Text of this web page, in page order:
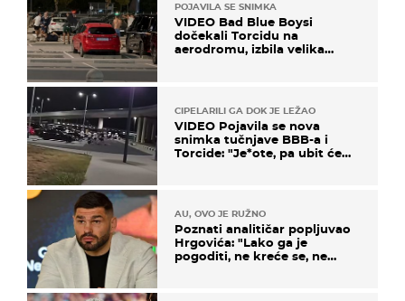
POJAVILA SE SNIMKA
VIDEO Bad Blue Boysi
dočekali Torcidu na
aerodromu, izbila velika
CIPELARILI GA DOK JE LEŽAO
VIDEO Pojavila se nova
snimka tučnjave BBB-a i
Torcide: "Je*ote, pa ubit će
AU, OVO JE RUŽNO
Poznati analitičar popljuvao
Hrgovića: "Lako ga je
pogoditi, ne kreće se, ne